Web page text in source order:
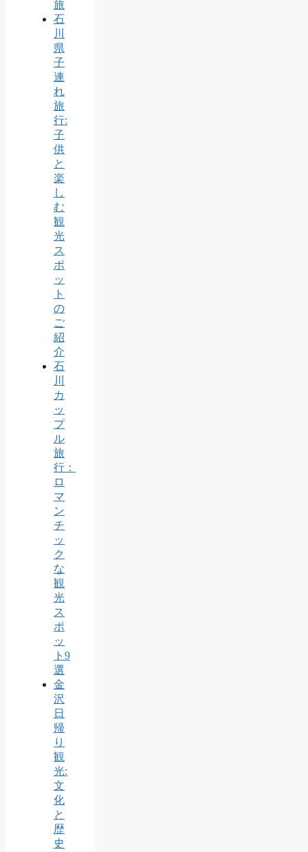
旅
石
川
県
子
連
れ
旅
行:
子
供
と
楽
し
む
観
光
ス
ポ
ッ
ト
の
ご
紹
介
石
川
カ
ッ
プ
ル
旅
行：
ロ
マ
ン
チ
ッ
ク
な
観
光
ス
ポ
ッ
ト9
選
金
沢
日
帰
り
観
光:
文
化
と
歴
史